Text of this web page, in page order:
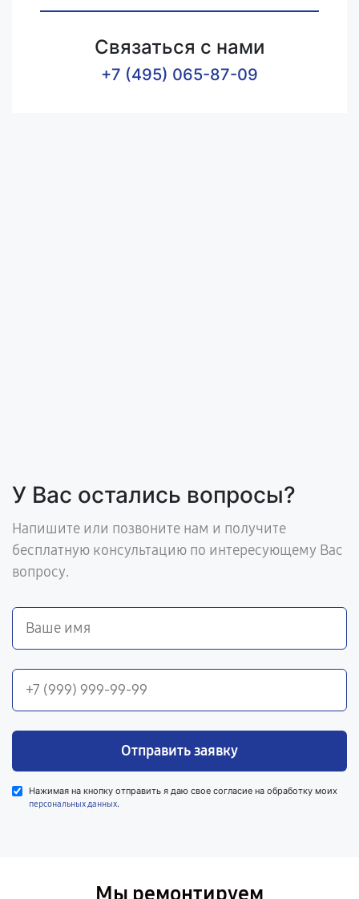
Связаться с нами
+7 (495) 065-87-09
У Вас остались вопросы?
Напишите или позвоните нам и получите
бесплатную консультацию по интересующему Вас
вопросу.
Отправить заявку
Нажимая на кнопку отправить я даю свое согласие на обработку моих
персональных данных.
Мы ремонтируем